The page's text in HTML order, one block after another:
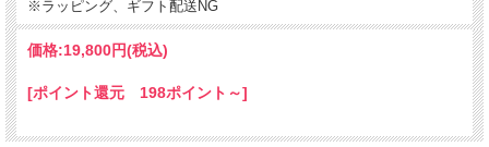
※ラッピング、ギフト配送NG
価格:19,800円(税込)
[ポイント還元 198ポイント～]